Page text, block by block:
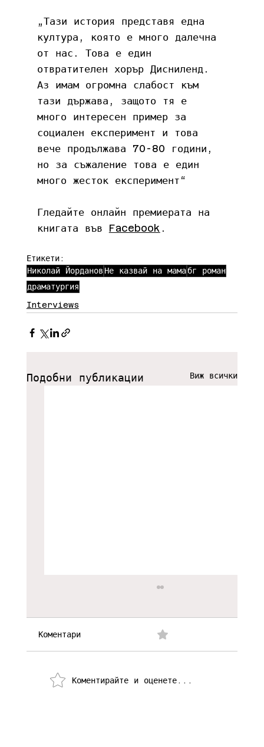
„Тази история представя една
култура, която е много далечна
от нас. Това е един
отвратителен хорър Дисниленд.
Аз имам огромна слабост към
тази държава, защото тя е
много интересен пример за
социален експеримент и това
вече продължава 70-80 години,
но за съжаление това е един
много жесток експеримент“
Гледайте онлайн премиерата на
книгата във Facebook .
Етикети:
Николай Йорданов Не казвай на мамабг роман
драматургия
Interviews
Подобни публикации Виж всички
Коментари
Коментирайте и оценете...